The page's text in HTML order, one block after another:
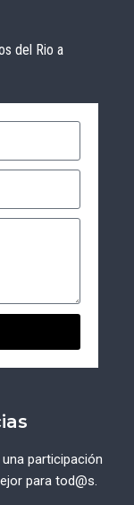
del Rio a
participación
para tod@s.